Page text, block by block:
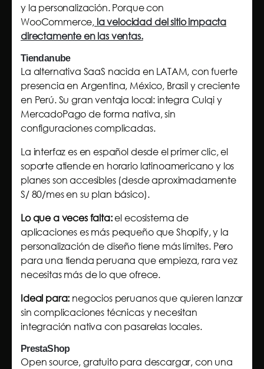
y la personalización. Porque con
WooCommerce, la velocidad del sitio impacta
directamente en las ventas.
Tiendanube
La alternativa SaaS nacida en LATAM, con fuerte
presencia en Argentina, México, Brasil y creciente
en Perú. Su gran ventaja local: integra Culqi y
MercadoPago de forma nativa, sin
configuraciones complicadas.
La interfaz es en español desde el primer clic, el
soporte atiende en horario latinoamericano y los
planes son accesibles (desde aproximadamente
S/ 80/mes en su plan básico).
Lo que a veces falta:el ecosistema de
aplicaciones es más pequeño que Shopify, y la
personalización de diseño tiene más límites. Pero
para una tienda peruana que empieza, rara vez
necesitas más de lo que ofrece.
Ideal para: negocios peruanos que quieren lanzar
sin complicaciones técnicas y necesitan
integración nativa con pasarelas locales.
PrestaShop
Open source, gratuito para descargar, con una